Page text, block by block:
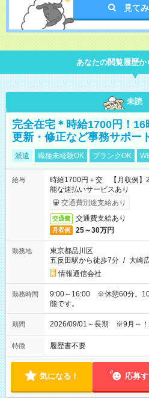
見て
あなたの閲覧履歴か
未読
完全在宅＊時給1700円！
更新・修正など事務サポー
派遣 職種未経験OK ブランクOK
給与
時給1700円＋交 【月収例
能な速払いサービスあり
交通費別途支給あり
交通費 交通費支給あり
月収例 25～30万円
勤務地
東京都品川区
五反田駅から徒歩7分 / 大崎
情報通信会社
勤務時間
9:00～16:00 ※休憩60分。10
能です。
期間 2026/09/01～長期 ※9月～！
特徴 履歴書不要
気になる！ 応募